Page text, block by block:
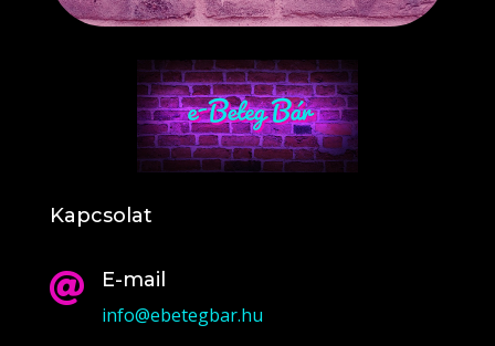
Kapcsolat

E-mail
info@ebetegbar.hu